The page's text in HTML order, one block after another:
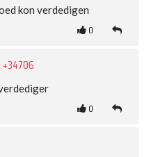
kon verdedigen
0
+34706
0